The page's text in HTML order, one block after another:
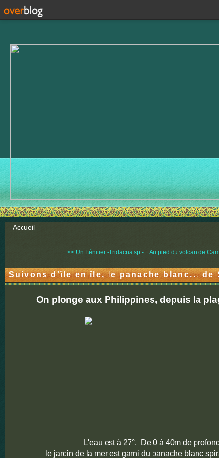
Accueil
<< Un Bénitier -Tridacna sp.-...Au pied du volcan de
Suivons d'île en île, le panache blanc... de
On plonge aux Philippines, depuis la
L'eau est à 27°. De 0 à 40m de
le jardin de la mer est garni du panache blanc